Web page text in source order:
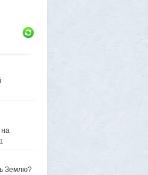
на
1
Землю?